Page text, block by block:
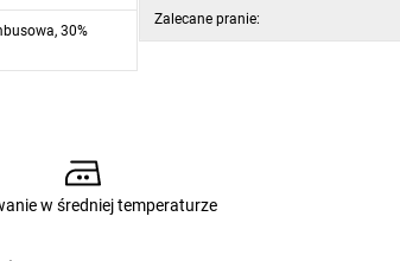
30%
Zalecane pranie:
w średniej temperaturze